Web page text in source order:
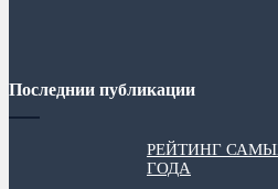
Последнии публикации
РЕЙТИНГ
ГОДА